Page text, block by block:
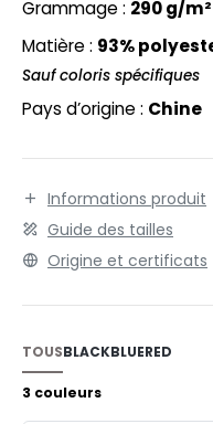
LABEL / TEAR AWAY
ROW
OF THE LOOM
Grammage : 290 g/m²
Matière : 93%
Sauf coloris spécifiques
Pays d’origine : Chine
Informations produit
Guide des tailles
Origine et certificats
TOUSBLACKBLUERED
3 couleurs